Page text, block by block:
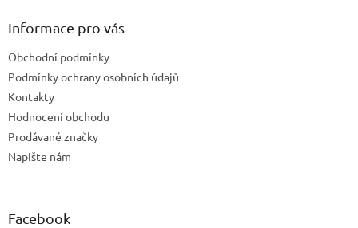
Informace pro vás
Obchodní podmínky
Podmínky ochrany osobních údajů
Kontakty
Hodnocení obchodu
Prodávané značky
Napište nám
Facebook